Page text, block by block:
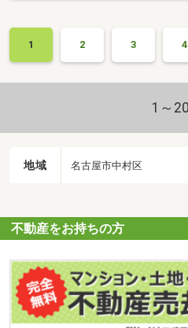
1 2 3 4
1～20
地域 名古屋市中村区
不動産をお持ちの方